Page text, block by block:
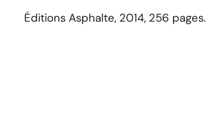
Éditions Asphalte, 2014, 256 pages.